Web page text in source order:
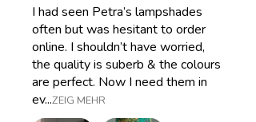
I had seen Petra’s lampshades
often but was hesitant to order
online. I shouldn’t have worried,
the quality is suberb & the colours
are perfect. Now I need them in
ev...ZEIG MEHR